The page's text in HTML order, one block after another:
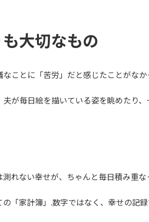
大切なもの
なことに「苦労」だと感じたことがな
夫が毎日絵を描いている姿を眺めたり
測れない幸せが、ちゃんと毎日積み重な
の「家計簿」.数字ではなく、幸せの記